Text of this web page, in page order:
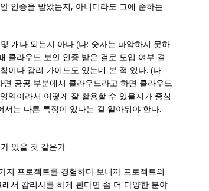
인증을 받았는지, 아니더라도 그에 준하는
개나 되는지 아나 (나: 숫자는 파악하지 못하
클라우드 보안 인증 받은 걸로 도입 여부 결
이나 감리 가이드도 있는데 본 적 있나. (나:
공공 부분에서 클라우드라고 하면 클라우드
역이라서 어떻게 잘 활용할 수 있을지가 중심
는 다른 특징이 있다는 걸 알아둬야 한다.
있을 것 같은가
지 프로젝트를 경험하다 보니까 프로젝트의
서 감리사를 하게 된다면 좀 더 다양한 분야